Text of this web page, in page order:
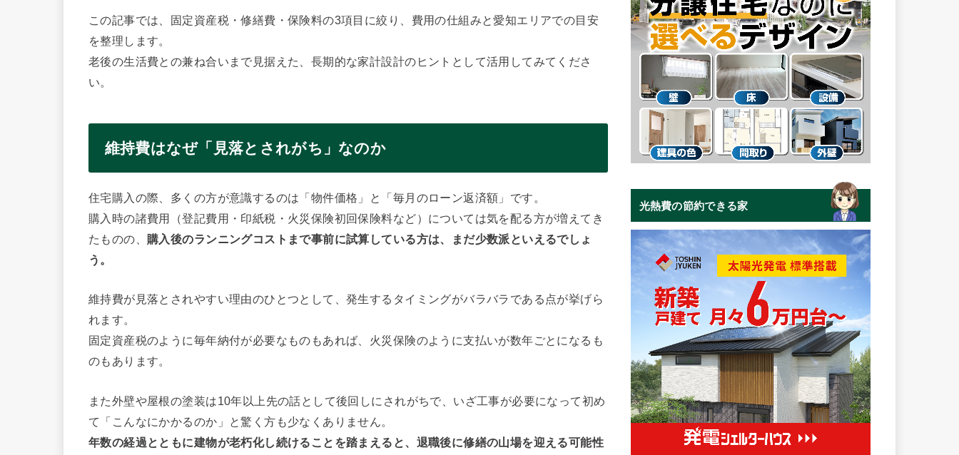
この記事では、固定資産税・修繕費・保険料の3項目に絞り、費用の仕組みと愛知エリアでの目安
を整理します。
老後の生活費との兼ね合いまで見据えた、長期的な家計設計のヒントとして活用してみてくださ
い。
維持費はなぜ「見落とされがち」なのか
住宅購入の際、多くの方が意識するのは「物件価格」と「毎月のローン返済額」です。
購入時の諸費用（登記費用・印紙税・火災保険初回保険料など）については気を配る方が増えてき
たものの、 購入後のランニングコストまで事前に試算している方は、まだ少数派といえるでしょ
う。
維持費が見落とされやすい理由のひとつとして、発生するタイミングがバラバラである点が挙げら
れます。
固定資産税のように毎年納付が必要なものもあれば、火災保険のように支払いが数年ごとになるも
のもあります。
また外壁や屋根の塗装は10年以上先の話として後回しにされがちで、いざ工事が必要になって初め
て「こんなにかかるのか」と驚く方も少なくありません。
年数の経過とともに建物が老朽化し続けることを踏まえると、退職後に修繕の山場を迎える可能性
光熱費の節約できる家